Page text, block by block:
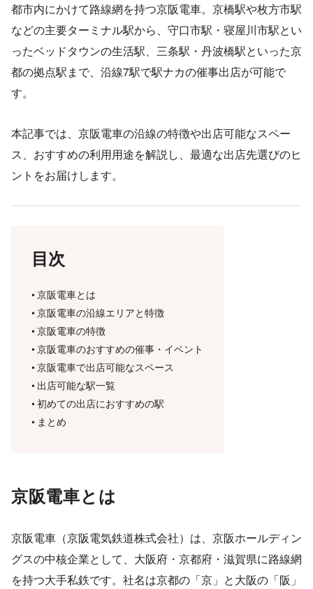
都市内にかけて路線網を持つ京阪電車。京橋駅や枚方市駅
などの主要ターミナル駅から、守口市駅・寝屋川市駅とい
ったベッドタウンの生活駅、三条駅・丹波橋駅といった京
都の拠点駅まで、沿線7駅で駅ナカの催事出店が可能で
す。
本記事では、京阪電車の沿線の特徴や出店可能なスペー
ス、おすすめの利用用途を解説し、最適な出店先選びのヒ
ントをお届けします。
目次
京阪電車とは
京阪電車の沿線エリアと特徴
京阪電車の特徴
京阪電車のおすすめの催事・イベント
京阪電車で出店可能なスペース
出店可能な駅一覧
初めての出店におすすめの駅
まとめ
京阪電車とは
京阪電車（京阪電気鉄道株式会社）は、京阪ホールディン
グスの中核企業として、大阪府・京都府・滋賀県に路線網
を持つ大手私鉄です。社名は京都の「京」と大阪の「阪」